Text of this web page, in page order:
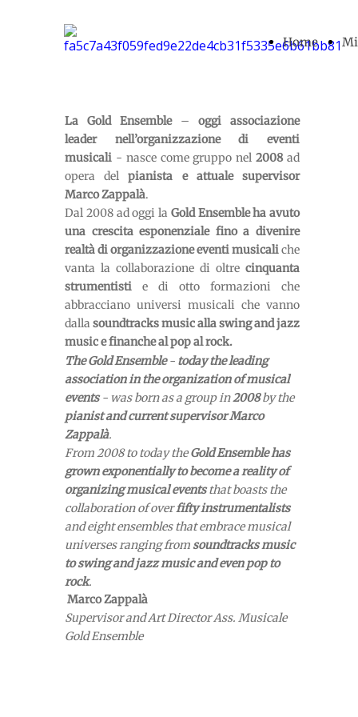
Home
La Gold Ensemble– oggi associazione
leader nell’organizzazione di eventi
musicali - nasce come gruppo nel2008ad
opera delpianista e attuale supervisor
Marco Zappalà.
Dal 2008 ad oggi la Gold Ensemble ha avuto
una crescita esponenziale fino a divenire
realtà di organizzazione eventi musicaliche
vanta la collaborazione di oltre cinquanta
strumentisti e di otto formazioni che
abbracciano universi musicali che vanno
dalla soundtracks music alla swing and jazz
music e finanche al pop al rock.
The Gold Ensemble- today the leading
association in the organization of musical
events- was born as a group in2008by the
pianist and current supervisor Marco
Zappalà.
From 2008 to today theGold Ensemble has
grown exponentially to become a reality of
organizing musical eventsthat boasts the
collaboration of overfifty instrumentalists
and eight ensembles that embrace musical
universes ranging from soundtracks music
to swing and jazz music and even pop to
rock.
Marco Zappalà
Supervisor and Art Director Ass. Musicale
Gold Ensemble